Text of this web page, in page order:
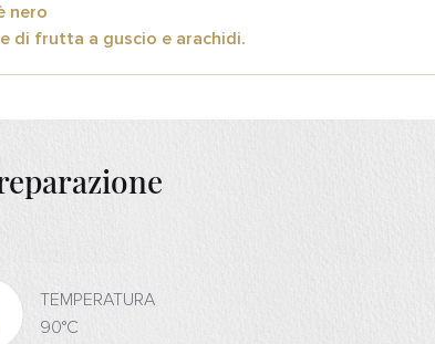
nero
di frutta a guscio e arachidi.
TEMPERATURA
90°C